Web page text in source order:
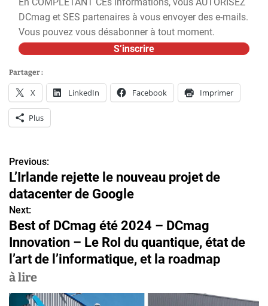
En COMPLETANT CEs informations, vous AUTORISEZ
DCmag et SES partenaires à vous envoyer des e-mails.
Vous pouvez vous désabonner à tout moment.
S’inscrire
Partager :
X LinkedIn Facebook Imprimer
Plus
N
a
v
i
g
a
t
Previous:
L’Irlande rejette le nouveau projet de
datacenter de Google
Next:
Best of DCmag été 2024 – DCmag
Innovation – Le RoI du quantique, état de
l’art de l’informatique, et la roadmap
à lire